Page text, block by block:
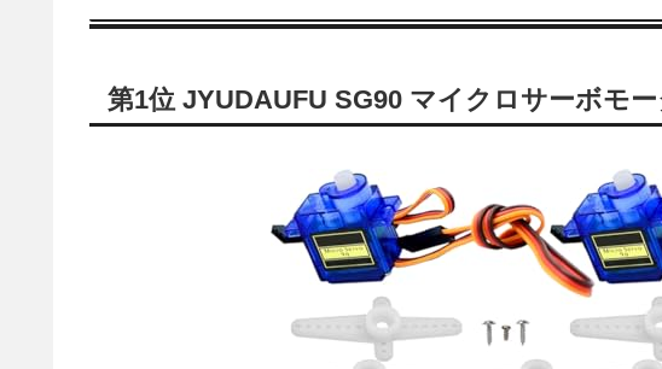
第1位 JYUDAUFU SG90 マイクロサーボモ